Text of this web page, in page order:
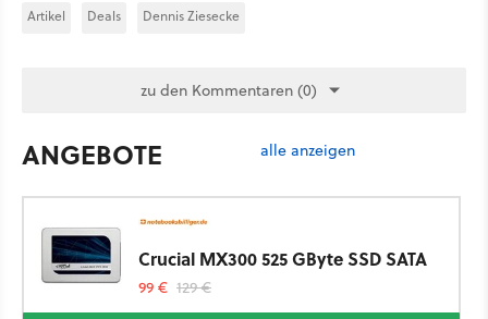
Artikel Deals Dennis Ziesecke
zu den Kommentaren (0)
ANGEBOTE alle anzeigen
Crucial MX300 525 GByte SSD SATA
99 € 129 €